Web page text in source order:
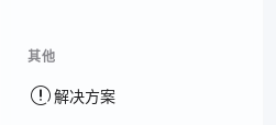
其他
解决方案